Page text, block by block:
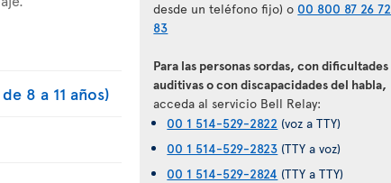
8 a 11 años)
desde un teléfono fijo) o 00 800 87 26 72
83
Para las personas sordas, con dificultades
auditivas o con discapacidades del habla,
acceda al servicio Bell Relay:
00 1 514-529-2822 (voz a TTY)
00 1 514-529-2823 (TTY a voz)
00 1 514-529-2824 (TTY a TTY)